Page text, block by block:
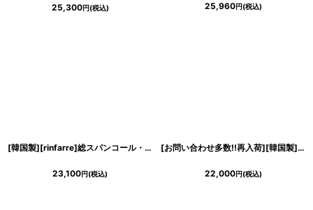
25,300円(税込) 25,960円(税込)
[韓国製][rinfarre]総スパンコール・デザイン刺繍・ハートカット・裾シースルー・マーメイドライン・ロングドレス[黒木麗奈着用]《送料＆代引き手数料無料》
23,100円(税込)
[お問い合わせ多数!!再入荷][韓国製][rinfarre] [山崎みどり着用][姉ageha]アイボリー・スカーフ柄プリント・バックルポイント・Vネック・ノースリーブ・タイト・マキシ・ロングドレス・ワンピース《送料＆代引き手数料無料》
22,000円(税込)